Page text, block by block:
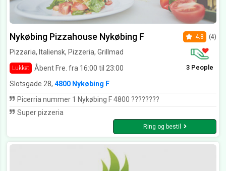
Nykøbing Pizzahouse Nykøbing F
Pizzaria, Italiensk, Pizzeria, Grillmad
Lukket Åbent Fre. fra 16:00 til 23:00
4.8 (4)
3 People
Slotsgade 28, 4800 Nykøbing F
Picerria nummer 1 Nykøbing F 4800 ????????
Super pizzeria
Ring og bestil